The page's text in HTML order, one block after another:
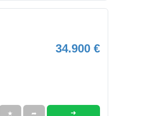
34.900 €
★ ➦ ➜